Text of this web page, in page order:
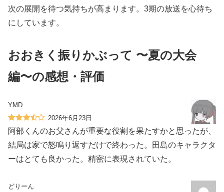
次の展開を待つ気持ちが高まります。3期の放送を心待ち
にしています。
おおきく振りかぶって 〜夏の大会
編〜の感想・評価
YMD
2026年6月23日
阿部くんのお父さんが重要な役割を果たすかと思ったが、
結局は家で怒鳴り返すだけで終わった。田島のキャラクタ
ーはとても良かった。精密に表現されていた。
どりーん